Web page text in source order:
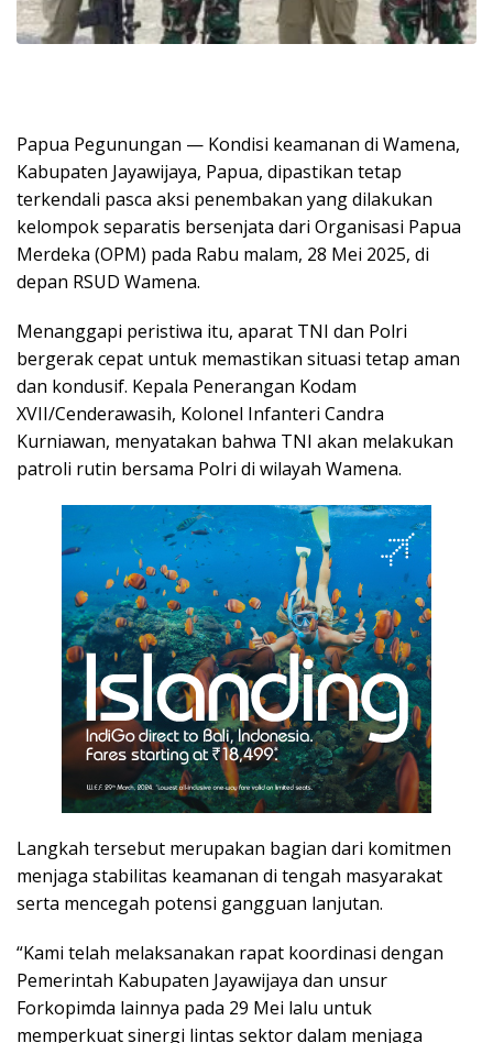
Papua Pegunungan — Kondisi keamanan di Wamena,
Kabupaten Jayawijaya, Papua, dipastikan tetap
terkendali pasca aksi penembakan yang dilakukan
kelompok separatis bersenjata dari Organisasi Papua
Merdeka (OPM) pada Rabu malam, 28 Mei 2025, di
depan RSUD Wamena.
Menanggapi peristiwa itu, aparat TNI dan Polri
bergerak cepat untuk memastikan situasi tetap aman
dan kondusif. Kepala Penerangan Kodam
XVII/Cenderawasih, Kolonel Infanteri Candra
Kurniawan, menyatakan bahwa TNI akan melakukan
patroli rutin bersama Polri di wilayah Wamena.
Langkah tersebut merupakan bagian dari komitmen
menjaga stabilitas keamanan di tengah masyarakat
serta mencegah potensi gangguan lanjutan.
“Kami telah melaksanakan rapat koordinasi dengan
Pemerintah Kabupaten Jayawijaya dan unsur
Forkopimda lainnya pada 29 Mei lalu untuk
memperkuat sinergi lintas sektor dalam menjaga